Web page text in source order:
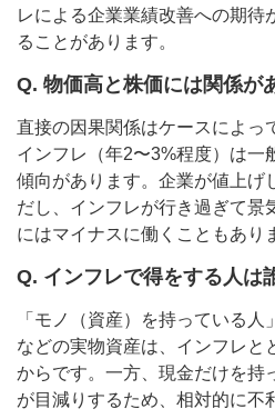
レによる企業業績改善への期待
ることがあります。
Q. 物価高と株価には関係が
直接の因果関係はケースによっ
インフレ（年2〜3%程度）は一
傾向があります。企業が値上げ
だし、インフレが行き過ぎて景
にはマイナスに働くこともあり
Q. インフレで得をする人は
「モノ（資産）を持っている
などの実物資産は、インフレと
からです。一方、現金だけを持
が目減りするため、相対的に不